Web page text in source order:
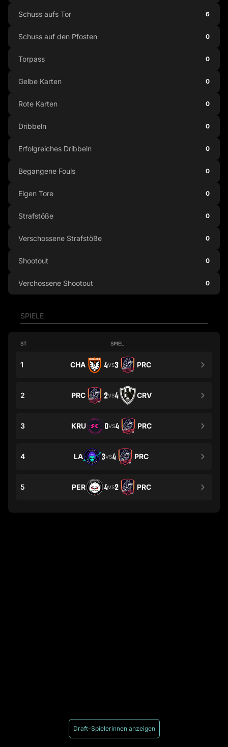
SPIELE
ST SPIEL
1 CHA 4VS3 PRC
2 PRC 2VS4 CRV
3 KRU 0VS4 PRC
4 LA 3VS4 PRC
5 PER 4VS2 PRC
Schuss aufs Tor 6
Schuss auf den Pfosten 0
Torpass 0
Gelbe Karten 0
Rote Karten 0
Dribbeln 0
Erfolgreiches Dribbeln 0
Begangene Fouls 0
Eigen Tore 0
Strafstöße 0
Verschossene Strafstöße 0
Shootout 0
Verchossene Shootout 0
Draft-Spielerinnen anzeigen